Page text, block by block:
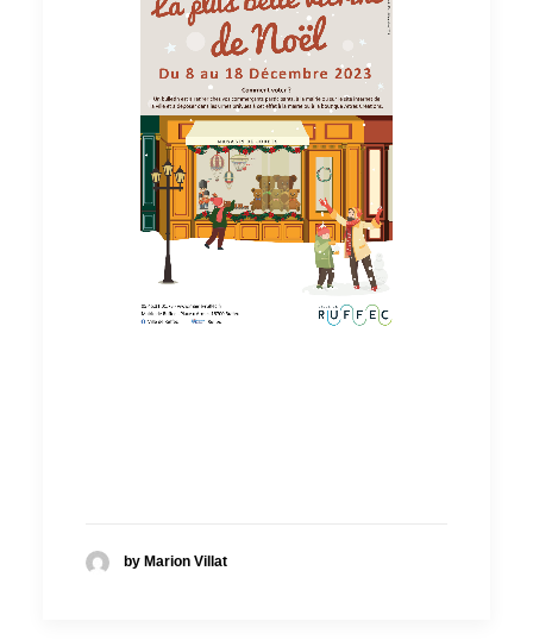
by Marion Villat